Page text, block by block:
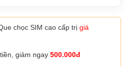
chọc SIM cao cấp trị giá
giảm ngay 500.000đ